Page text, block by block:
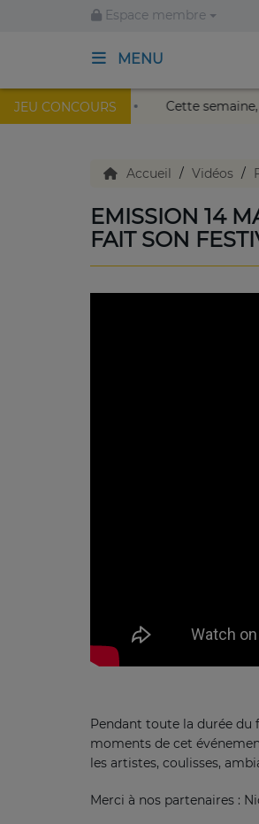
Espace membre
MENU
JEU CONCOURS
Nikaïa de Nice ! Cette
ACCUEIL
TV en direct
Contactez-nous
Accueil Vidéos
EMISSION 14
FAIT SON
Pendant toute la durée du
moments de cet
les artistes, coulisses,
Merci à nos partenaires :